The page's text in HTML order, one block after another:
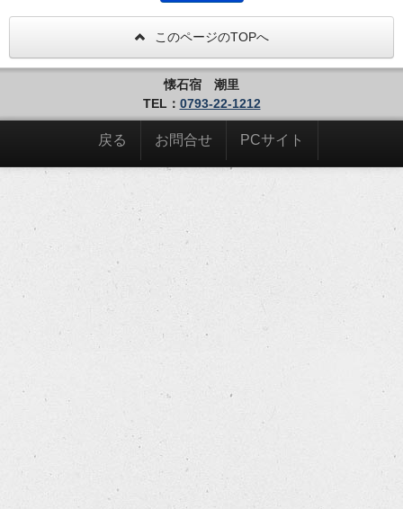
このページのTOPへ
懐石宿 潮里
TEL： 0793-22-1212
戻る お問合せ PCサイト